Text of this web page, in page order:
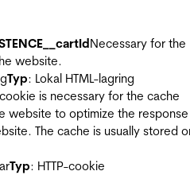
Necessary for the
website.
Typ: Lokal HTML-lagring
is necessary for the cache
website to optimize the
The cache is usually stored
Typ: HTTP-cookie